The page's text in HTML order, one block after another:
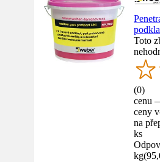
Toto
(0)
cenu
ceny
na
ks
kg(